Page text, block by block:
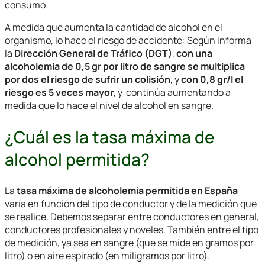
consumo.
A medida que aumenta la cantidad de alcohol en el
organismo, lo hace el riesgo de accidente: Según informa
la Dirección General de Tráfico (DGT),con una
alcoholemia de 0,5 gr por litro de sangre se multiplica
por dos el riesgo de sufrir un colisión, ycon 0,8 gr/l el
riesgo es 5 veces mayor, y continúa aumentando a
medida que lo hace el nivel de alcohol en sangre.
¿Cuál es la tasa máxima de
alcohol permitida?
Latasa máxima de alcoholemia permitida en España
varía en función del tipo de conductor y de la medición que
se realice. Debemos separar entre conductores en general,
conductores profesionales y noveles. También entre el tipo
de medición, ya sea en sangre (que se mide en gramos por
litro) o en aire espirado (en miligramos por litro).